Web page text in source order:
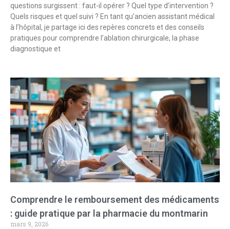
questions surgissent : faut-il opérer ? Quel type d’intervention ?
Quels risques et quel suivi ? En tant qu’ancien assistant médical
à l’hôpital, je partage ici des repères concrets et des conseils
pratiques pour comprendre l’ablation chirurgicale, la phase
diagnostique et
Comprendre le remboursement des médicaments
: guide pratique par la pharmacie du montmarin
mars 9, 2026